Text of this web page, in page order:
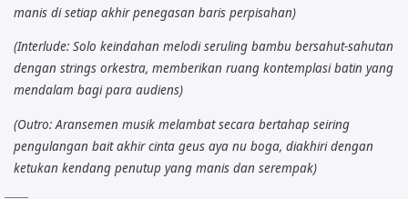
manis di setiap akhir penegasan baris perpisahan)
(Interlude: Solo keindahan melodi seruling bambu bersahut-sahutan
dengan strings orkestra, memberikan ruang kontemplasi batin yang
mendalam bagi para audiens)
(Outro: Aransemen musik melambat secara bertahap seiring
pengulangan bait akhir cinta geus aya nu boga, diakhiri dengan
ketukan kendang penutup yang manis dan serempak)